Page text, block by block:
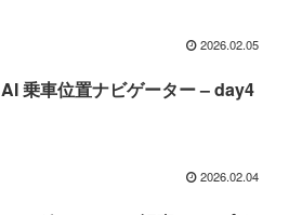
2026.02.05
AI 乗車位置ナビゲーター – day4
2026.02.04